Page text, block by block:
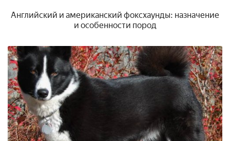
Английский и американский фоксхаунды: назначение
и особенности пород